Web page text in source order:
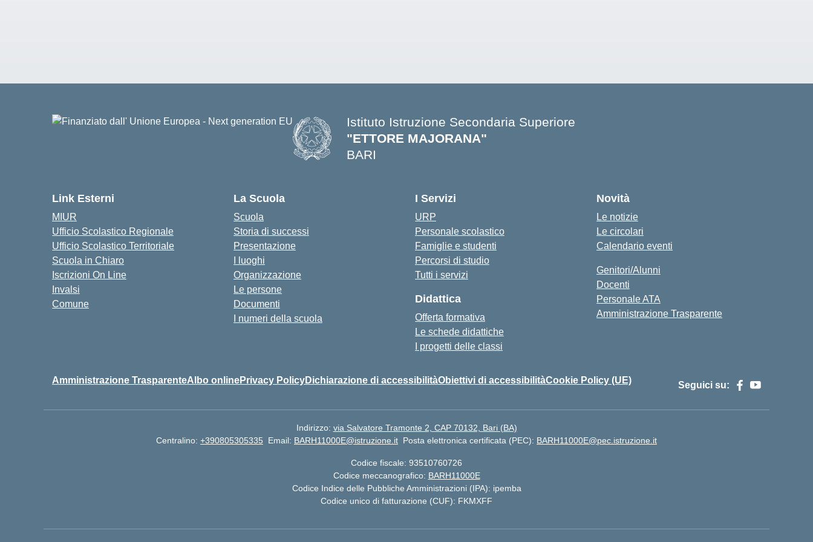
Istituto Istruzione Secondaria Superiore
"ETTORE MAJORANA"
BARI
Link Esterni
MIUR
Ufficio Scolastico Regionale
Ufficio Scolastico Territoriale
Scuola in Chiaro
Iscrizioni On Line
Invalsi
Comune
La Scuola
Scuola
Storia di successi
Presentazione
I luoghi
Organizzazione
Le persone
Documenti
I numeri della scuola
I Servizi
URP
Personale scolastico
Famiglie e studenti
Percorsi di studio
Tutti i servizi
Didattica
Offerta formativa
Le schede didattiche
I progetti delle classi
Novità
Le notizie
Le circolari
Calendario eventi
Genitori/Alunni
Docenti
Personale ATA
Amministrazione Trasparente
Amministrazione TrasparenteAlbo onlinePrivacy PolicyDichiarazione di accessibilitàObiettivi di accessibilitàCookie Policy (UE) Seguici su:
Indirizzo: via Salvatore Tramonte 2, CAP 70132, Bari (BA)
Centralino: +390805305335 Email: BARH11000E@istruzione.it Posta elettronica certificata (PEC): BARH11000E@pec.istruzione.it
Codice fiscale: 93510760726
Codice meccanografico: BARH11000E
Codice Indice delle Pubbliche Amministrazioni (IPA): ipemba
Codice unico di fatturazione (CUF): FKMXFF